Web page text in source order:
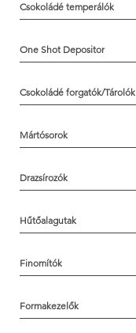
Csokoládé temperálók
One Shot Depositor
Csokoládé forgatók/Tárolók
Mártósorok
Drazsírozók
Hűtőalagutak
Finomítók
Formakezelők